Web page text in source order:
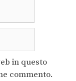
in questo
commento.